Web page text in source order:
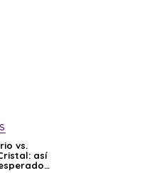
vs.
así